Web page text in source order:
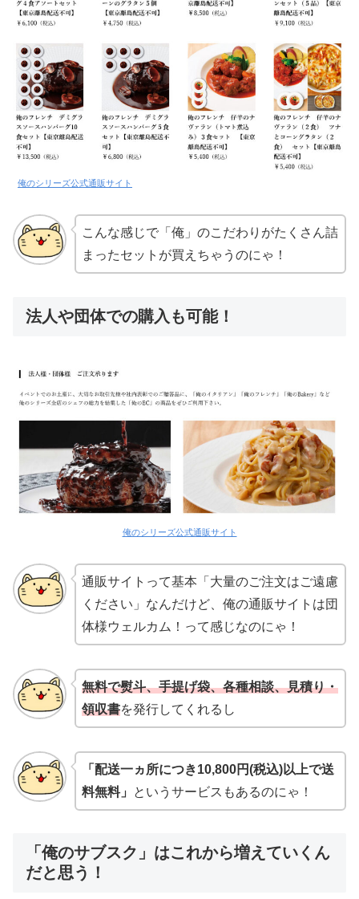
俺のシリーズ公式通販サイト
こんな感じで「俺」のこだわりがたくさん詰
まったセットが買えちゃうのにゃ！
法人や団体での購入も可能！
俺のシリーズ公式通販サイト
通販サイトって基本「大量のご注文はご遠慮
ください」なんだけど、俺の通販サイトは団
体様ウェルカム！って感じなのにゃ！
無料で熨斗、手提げ袋、各種相談、見積り・
領収書を発行してくれるし
「配送一ヵ所につき10,800円(税込)以上で送
料無料」
というサービスもあるのにゃ！
「俺のサブスク」はこれから増えていくん
だと思う！